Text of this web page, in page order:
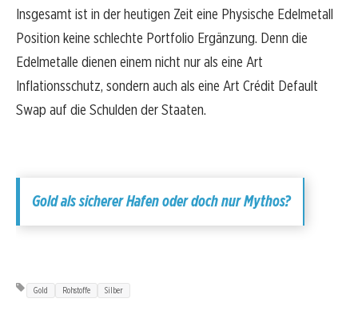
Insgesamt ist in der heutigen Zeit eine Physische Edelmetall
Position keine schlechte Portfolio Ergänzung. Denn die
Edelmetalle dienen einem nicht nur als eine Art
Inflationsschutz, sondern auch als eine Art Crédit Default
Swap auf die Schulden der Staaten.
Gold als sicherer Hafen oder doch nur Mythos?
Gold Rohstoffe Silber